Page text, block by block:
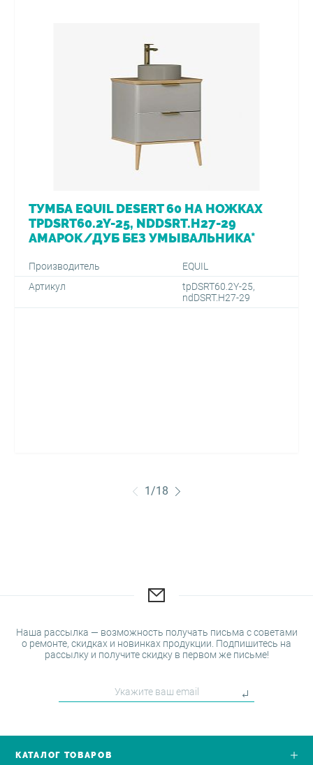
ТУМБА EQUIL DESERT 60 НА НОЖКАХ
TPDSRT60.2Y-25, NDDSRT.H27-29
АМАРОК/ДУБ БЕЗ УМЫВАЛЬНИКА*
Производитель
EQUIL
Артикул
tpDSRT60.2Y-25,
ndDSRT.H27-29
1/18
Наша рассылка — возможность получать письма с советами
о ремонте, скидках и новинках продукции. Подпишитесь на
рассылку и получите скидку в первом же письме!
КАТАЛОГ ТОВАРОВ